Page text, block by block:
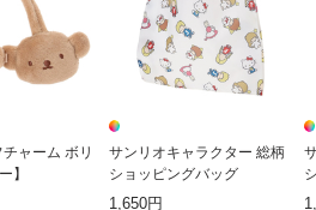
ャーム ボリ
】
サンリオキャラクター 総柄
ショッピングバッグ
1,650円